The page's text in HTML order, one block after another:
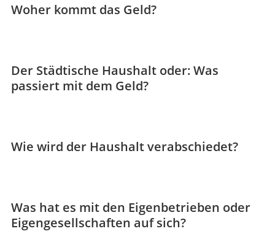
Woher kommt das Geld?
Der Städtische Haushalt oder: Was
passiert mit dem Geld?
Wie wird der Haushalt verabschiedet?
Was hat es mit den Eigenbetrieben oder
Eigengesellschaften auf sich?